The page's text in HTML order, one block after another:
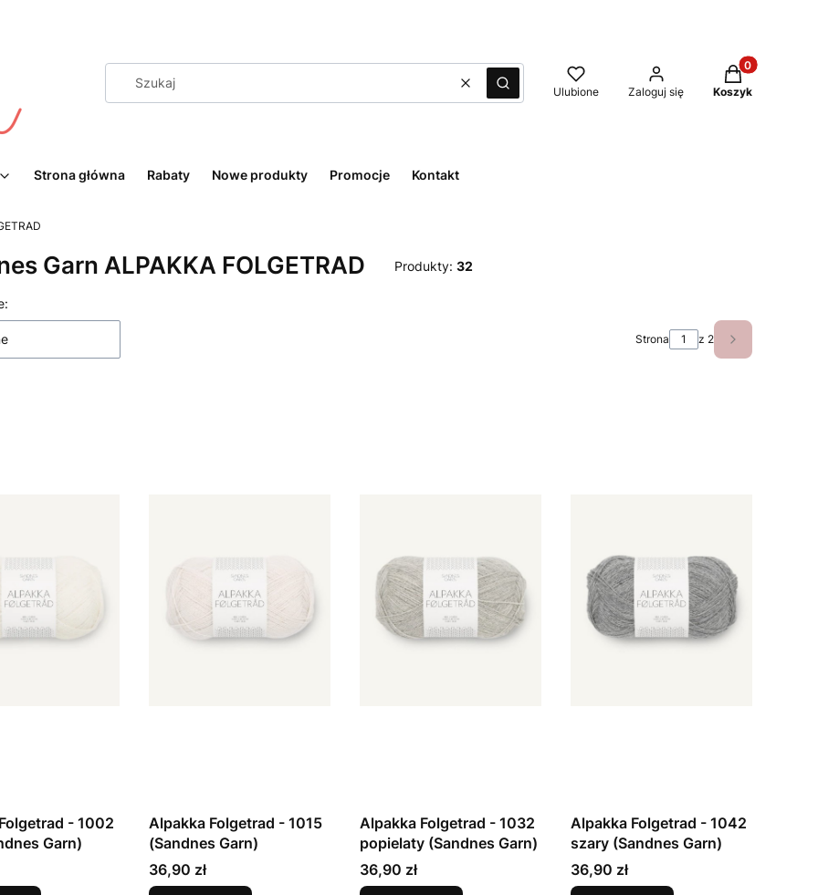
WyczyśćSzukaj Ulubione Zaloguj się
Produkty w
Koszyk
Strona główna Rabaty Nowe produkty Promocje Kontakt
Garn ALPAKKA FOLGETRAD Produkty: 32
Strona z 2 Następne
- 1002
Garn)
Alpakka Folgetrad - 1015
(Sandnes Garn)
Cena
36,90 zł
Alpakka Folgetrad - 1032
popielaty (Sandnes Garn)
Cena
36,90 zł
Alpakka Folgetrad - 1042
szary (Sandnes Garn)
Cena
36,90 zł